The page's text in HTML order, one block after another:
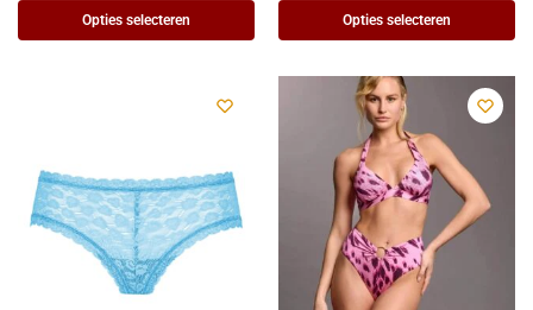
Opties selecteren Opties selecteren